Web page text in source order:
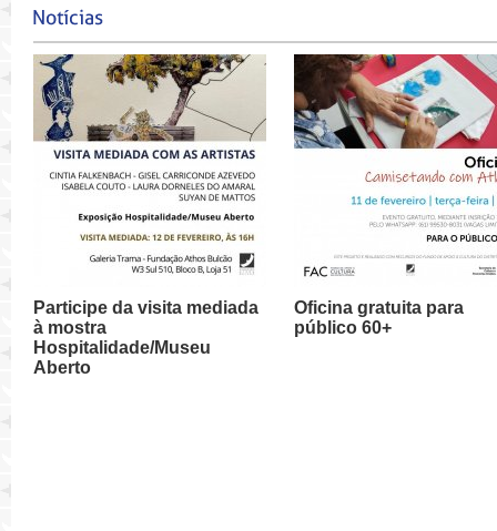
Participe da visita mediada
à mostra
Hospitalidade/Museu
Aberto
Oficina gratuita para
público 60+